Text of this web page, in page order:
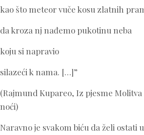
kao što meteor vuče kosu zlatnih
da kroza nj nađemo pukotinu neba
koju si napravio
silazeći k nama. […]”
(Rajmund Kupareo, Iz pjesme Molitva
noći)
Naravno je svakom biću da želi ostati